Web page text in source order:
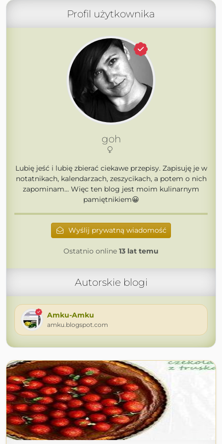
Profil użytkownika
goh
Lubię jeść i lubię zbierać ciekawe przepisy. Zapisuję je w
notatnikach, kalendarzach, zeszycikach, a potem o nich
zapominam... Więc ten blog jest moim kulinarnym
pamiętnikiem😀
Wyślij prywatną wiadomość
Ostatnio online 13 lat temu
Autorskie blogi
Amku-Amku
amku.blogspot.com